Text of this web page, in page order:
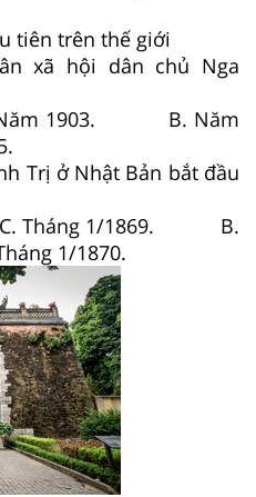
tiên trên thế giới
xã hội dân chủ Nga
1903. B. Năm
Trị ở Nhật Bản bắt đầu
Tháng 1/1869. B.
1/1870.